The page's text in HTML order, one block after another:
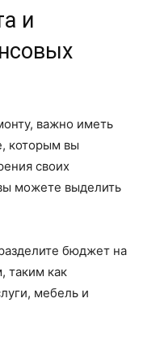
и
важно иметь
которым вы
своих
можете выделить
бюджет на
таким как
мебель и